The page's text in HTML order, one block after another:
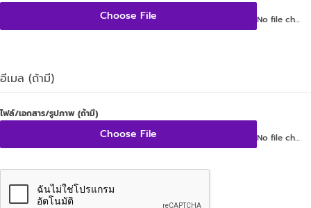
Choose File No file chosen
อีเมล (ถ้ามี)
ไฟล์/เอกสาร/รูปภาพ (ถ้ามี)
Choose File No file chosen